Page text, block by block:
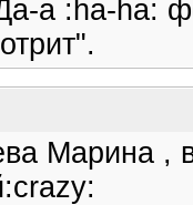
а :ha-ha:
Марина ,